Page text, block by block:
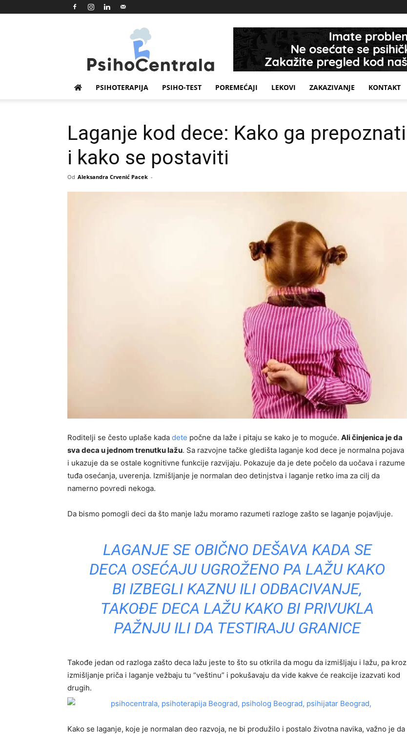
Psihocentrala
PSIHOTERAPIJA PSIHO-TEST POREMEĆAJI LEKOVI ZAKAZIVANJE KONTAKT
Laganje kod dece: Kako ga prepoznati
i kako se postaviti
Od Aleksandra Crvenić Pacek -
Roditelji se često uplaše kada dete počne da laže i pitaju se kako je to moguće. Ali činjenica je da
sva deca u jednom trenutku lažu. Sa razvojne tačke gledišta laganje kod dece je normalna pojava
i ukazuje da se ostale kognitivne funkcije razvijaju. Pokazuje da je dete počelo da uočava i razume
tuđa osećanja, uverenja. Izmišljanje je normalan deo detinjstva i laganje retko ima za cilj da
namerno povredi nekoga.
Da bismo pomogli deci da što manje lažu moramo razumeti razloge zašto se laganje pojavljuje.
LAGANJE SE OBIČNO DEŠAVA KADA SE
DECA OSEĆAJU UGROŽENO PA LAŽU KAKO
BI IZBEGLI KAZNU ILI ODBACIVANJE,
TAKOĐE DECA LAŽU KAKO BI PRIVUKLA
PAŽNJU ILI DA TESTIRAJU GRANICE
Takođe jedan od razloga zašto deca lažu jeste to što su otkrila da mogu da izmišljaju i lažu, pa kroz
izmišljanje priča i laganje vežbaju tu “veštinu” i pokušavaju da vide kakve će reakcije izazvati kod
drugih.
Kako se laganje, koje je normalan deo razvoja, ne bi produžilo i postalo životna navika, važno je da